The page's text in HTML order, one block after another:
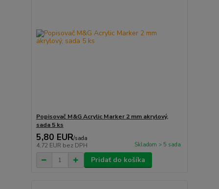
Popisovač M&G Acrylic Marker 2 mm akrylový,
sada 5 ks
5,80 EUR/sada
4,72 EUR bez DPH Skladom > 5 sada
Pridať do košíka